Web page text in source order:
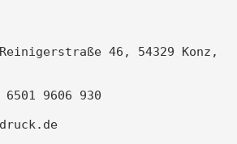
46, 54329 Konz,
9606 930